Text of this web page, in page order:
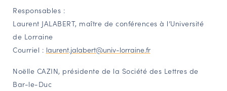
Responsables :
Laurent JALABERT, maître de conférences à l’Université
de Lorraine
Courriel : laurent.jalabert@univ-lorraine.fr
Noëlle CAZIN, présidente de la Société des Lettres de
Bar-le-Duc